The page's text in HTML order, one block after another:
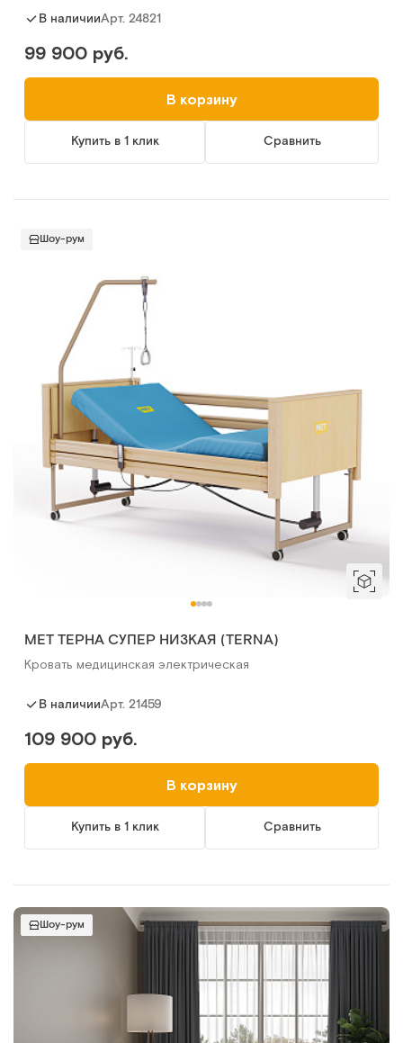
В наличииАрт. 24821
99 900 руб.
В корзину
Купить в 1 клик Сравнить
Шоу-рум
МЕТ ТЕРНА СУПЕР НИЗКАЯ (TERNA)
Кровать медицинская электрическая
В наличииАрт. 21459
109 900 руб.
В корзину
Купить в 1 клик Сравнить
Шоу-рум